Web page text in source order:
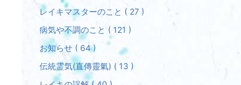
レイキマスターのこと ( 27 )
病気や不調のこと ( 121 )
お知らせ ( 64 )
伝統霊気(直傳靈氣) ( 13 )